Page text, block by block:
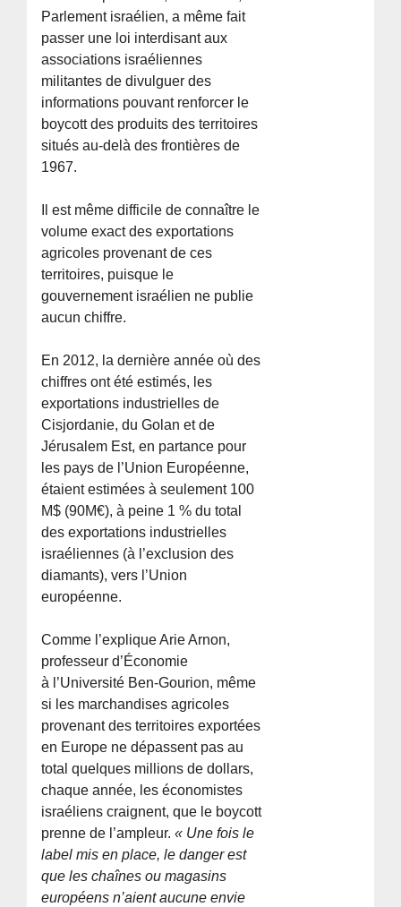
Parlement israélien, a même fait
passer une loi interdisant aux
associations israéliennes
militantes de divulguer des
informations pouvant renforcer le
boycott des produits des territoires
situés au-delà des frontières de
1967.
Il est même difficile de connaître le
volume exact des exportations
agricoles provenant de ces
territoires, puisque le
gouvernement israélien ne publie
aucun chiffre.
En 2012, la dernière année où des
chiffres ont été estimés, les
exportations industrielles de
Cisjordanie, du Golan et de
Jérusalem Est, en partance pour
les pays de l’Union Européenne,
étaient estimées à seulement 100
M$ (90M€), à peine 1 % du total
des exportations industrielles
israéliennes (à l’exclusion des
diamants), vers l’Union
européenne.
Comme l’explique Arie Arnon,
professeur d’Économie
à l’Université Ben-Gourion, même
si les marchandises agricoles
provenant des territoires exportées
en Europe ne dépassent pas au
total quelques millions de dollars,
chaque année, les économistes
israéliens craignent, que le boycott
prenne de l’ampleur.« Une fois le
label mis en place, le danger est
que les chaînes ou magasins
européens n’aient aucune envie